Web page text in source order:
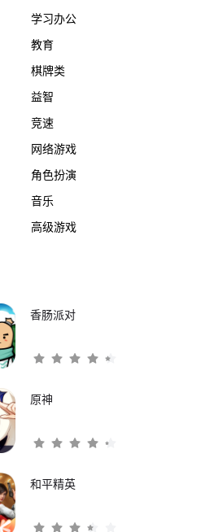
学习办公
教育
棋牌类
益智
竞速
网络游戏
角色扮演
音乐
高级游戏
香肠派对
原神
和平精英